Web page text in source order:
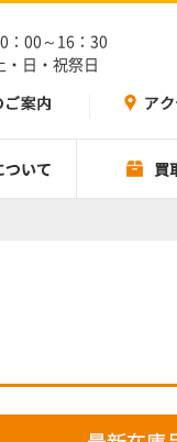
00～16：30
日・祝祭日